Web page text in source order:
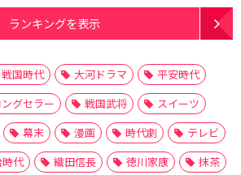
ランキングを表示
戦国時代 大河ドラマ
平安時代
グセラー 戦国武将
スイーツ
幕末 漫画 時代劇
テレビ
代 織田信長 徳川家康
抹茶